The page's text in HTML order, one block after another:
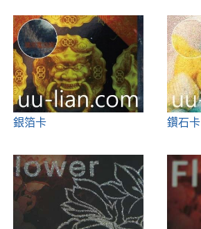
銀箔卡 鑽石卡